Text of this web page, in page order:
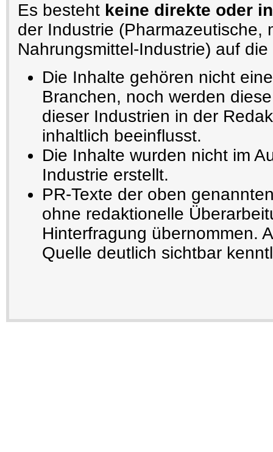
Es besteht keine direkte oder
der Industrie (Pharmazeutische,
Nahrungsmittel-Industrie) auf
Die Inhalte gehören nicht
Branchen, noch werden
dieser Industrien in der
inhaltlich beeinflusst.
Die Inhalte wurden nicht im
Industrie erstellt.
PR-Texte der oben
ohne redaktionelle
Hinterfragung übernommen.
Quelle deutlich sichtbar